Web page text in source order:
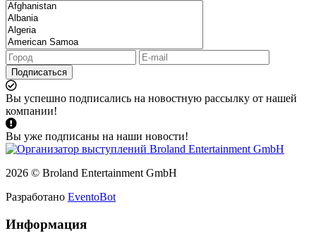
Подписаться
Вы успешно подписались на новостную рассылку от нашей
компании!
Вы уже подписаны на наши новости!
2026 © Broland Entertainment GmbH
Разработано EventoBot
Информация